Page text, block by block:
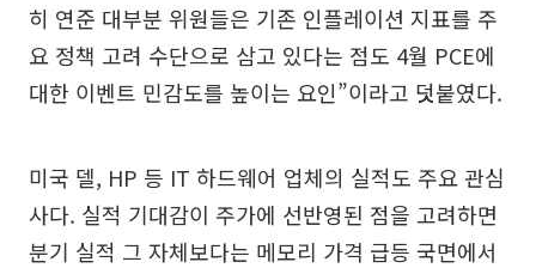
히 연준 대부분 위원들은 기존 인플레이션 지표를 주
요 정책 고려 수단으로 삼고 있다는 점도 4월 PCE에
대한 이벤트 민감도를 높이는 요인”이라고 덧붙였다.
미국 델, HP 등 IT 하드웨어 업체의 실적도 주요 관심
사다. 실적 기대감이 주가에 선반영된 점을 고려하면
분기 실적 그 자체보다는 메모리 가격 급등 국면에서